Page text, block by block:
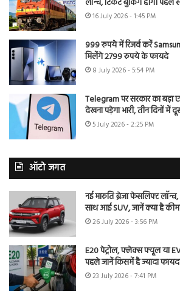
16 July 2026 - 1:45 PM
999 रुपये में रिजर्व करें
मिलेंगे 2799 रुपये के फायदे
8 July 2026 - 5:54 PM
Telegram पर सरकार का
देखना पड़ेगा भारी, तीन दिनों में
5 July 2026 - 2:25 PM
ऑटो जगत
नई मारुति ब्रेजा फेसलिफ्ट
साथ आई SUV, जानें क्या है
26 July 2026 - 3:56 PM
E20 पेट्रोल, फ्लेक्स फ्यूल या
पहले जानें किसमें है ज्यादा
23 July 2026 - 7:41 PM